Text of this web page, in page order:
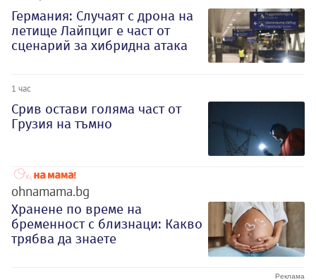
Германия: Случаят с дрона на
летище Лайпциг е част от
сценарий за хибридна атака
1 час
Срив остави голяма част от
Грузия на тъмно
ohnamama.bg
Хранене по време на
бременност с близнаци: Какво
трябва да знаете